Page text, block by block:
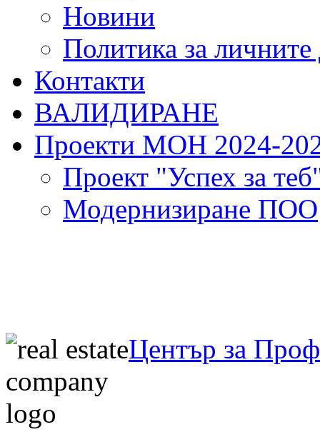
Новини
Политика за
Контакти
ВАЛИДИРАНЕ
Проекти МОН 2024-
Проект "Успех за
Модернизиране ПОО
Център за